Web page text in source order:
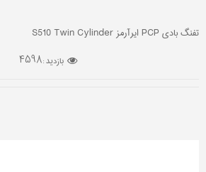
تفنگ بادی PCP ایرآرمز S510 Twin Cylinder
بازدید :4598